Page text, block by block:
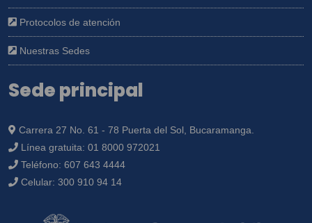
Protocolos de atención
Nuestras Sedes
Sede principal
Carrera 27 No. 61 - 78 Puerta del Sol, Bucaramanga.
Línea gratuita: 01 8000 972021
Teléfono: 607 643 4444
Celular: 300 910 94 14